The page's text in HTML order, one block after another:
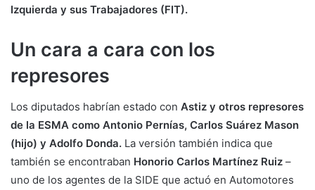
Izquierda y sus Trabajadores (FIT).
Un cara a cara con los
represores
Los diputados habrían estado con Astiz y otros represores
de la ESMA como Antonio Pernías, Carlos Suárez Mason
(hijo) y Adolfo Donda. La versión también indica que
también se encontraban Honorio Carlos Martínez Ruiz –
uno de los agentes de la SIDE que actuó en Automotores